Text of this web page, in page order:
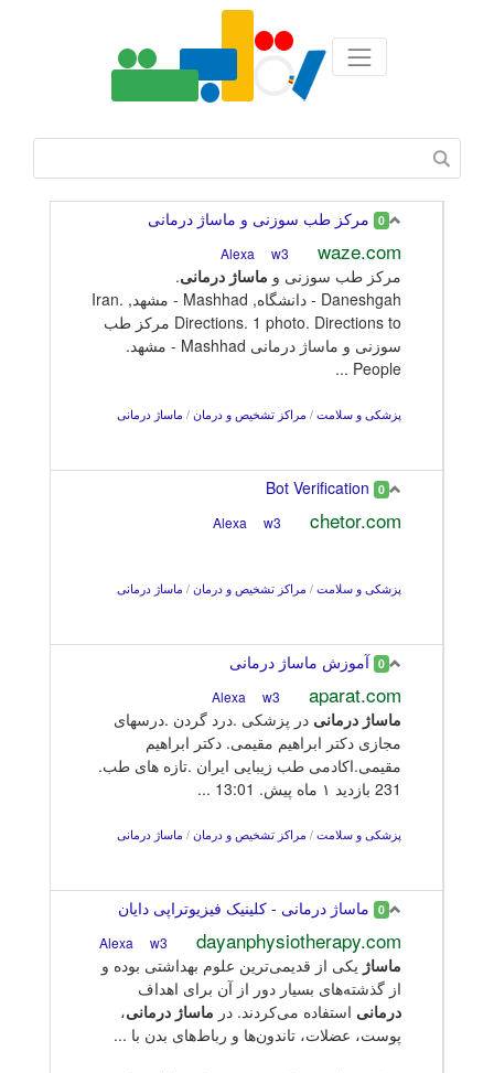
0 مرکز طب سوزنی و ماساژ درمانی
waze.com
w3
مرکز طب سوزنی و ماساژ درمانی.
Daneshgah - دانشگاه, Mashhad - مشهد, Iran.
Directions. 1 photo. Directions to مرکز طب
سوزنی و ماساژ درمانی Mashhad - مشهد.
People ...
پزشکی و سلامت / مراکز تشخیص و درمان / ماساژ درمانی
0
chetor.com
w3
پزشکی و سلامت / مراکز تشخیص و درمان / ماساژ درمانی
0 آموزش ماساژ درمانی
aparat.com
w3
ماساژ درمانی در پزشکی .درد گردن .درسهای
مجازی دکتر ابراهیم مقیمی. دکتر ابراهیم
مقیمی.اکادمی طب زیبایی ایران .تازه های طب.
231 بازدید ۱ ماه پیش. 13:01 ...
پزشکی و سلامت / مراکز تشخیص و درمان / ماساژ درمانی
0 ماساژ درمانی - کلینیک فیزیوتراپی دایان
dayanphysiotherapy.com
w3
ماساژ یکی از قدیمی‌ترین علوم بهداشتی بوده و
از گذشته‌های بسیار دور از آن برای اهداف
درمانی استفاده می‌کردند. در ماساژ درمانی،
پوست، عضلات، تاندون‌ها و رباط‌های بدن با ...